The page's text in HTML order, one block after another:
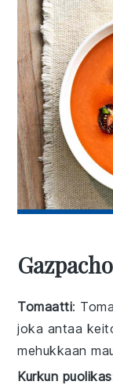
Tomaatti:
joka antaa
mehukkaan
Kurkun puolikas